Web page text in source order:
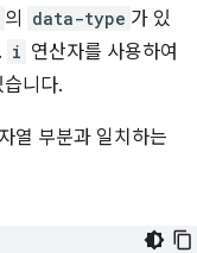
의 data-type 가 있
i 연산자를 사용하여
니다.
열 부분과 일치하는